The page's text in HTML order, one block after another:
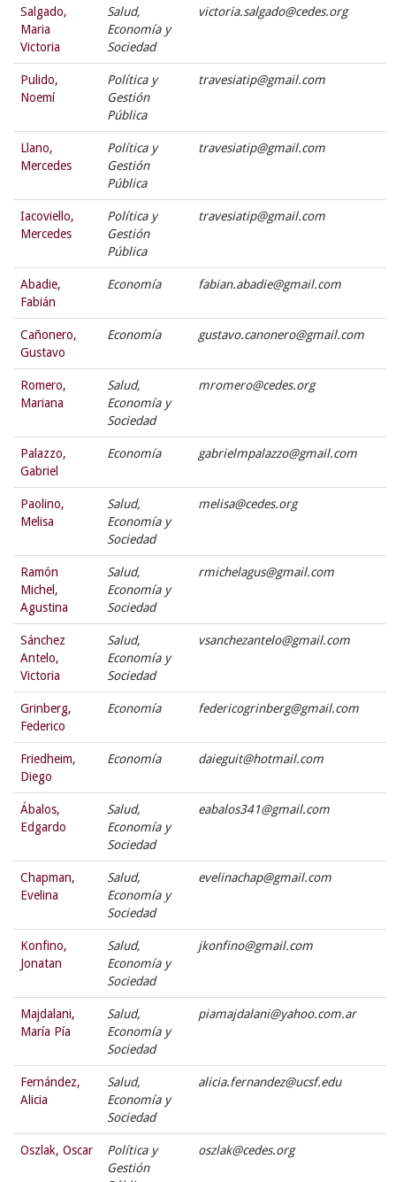
Salgado,
Maria
Victoria
Salud,
Economía y
Sociedad
victoria.salgado@cedes.org
Pulido,
Noemí
Política y
Gestión
Pública
travesiatip@gmail.com
Llano,
Mercedes
Política y
Gestión
Pública
travesiatip@gmail.com
Iacoviello,
Mercedes
Política y
Gestión
Pública
travesiatip@gmail.com
Abadie,
Fabián
Economía fabian.abadie@gmail.com
Cañonero,
Gustavo
Economía gustavo.canonero@gmail.com
Romero,
Mariana
Salud,
Economía y
Sociedad
mromero@cedes.org
Palazzo,
Gabriel
Economía gabrielmpalazzo@gmail.com
Paolino,
Melisa
Salud,
Economía y
Sociedad
melisa@cedes.org
Ramón
Michel,
Agustina
Salud,
Economía y
Sociedad
rmichelagus@gmail.com
Sánchez
Antelo,
Victoria
Salud,
Economía y
Sociedad
vsanchezantelo@gmail.com
Grinberg,
Federico
Economía federicogrinberg@gmail.com
Friedheim,
Diego
Economía daieguit@hotmail.com
Ábalos,
Edgardo
Salud,
Economía y
Sociedad
eabalos341@gmail.com
Chapman,
Evelina
Salud,
Economía y
Sociedad
evelinachap@gmail.com
Konfino,
Jonatan
Salud,
Economía y
Sociedad
jkonfino@gmail.com
Majdalani,
María Pía
Salud,
Economía y
Sociedad
piamajdalani@yahoo.com.ar
Fernández,
Alicia
Salud,
Economía y
Sociedad
alicia.fernandez@ucsf.edu
Oszlak, Oscar
Política y
Gestión
oszlak@cedes.org